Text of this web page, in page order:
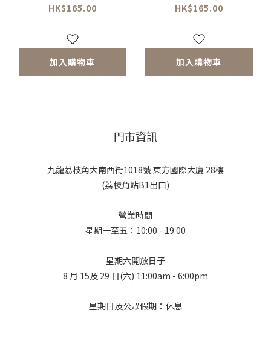
HK$165.00
加入購物車
HK$165.00
加入購物車
門市資訊
九龍荔枝角大南西街1018號 東方國際大廈 28樓
(荔枝角站B1出口)
營業時間
星期一至五：10:00 - 19:00
星期六開放日子
8 月 15及 29 日(六) 11:00am - 6:00pm
星期日及公眾假期：休息